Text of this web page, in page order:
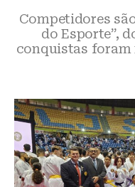
Competidores
do Esporte”,
conquistas foram